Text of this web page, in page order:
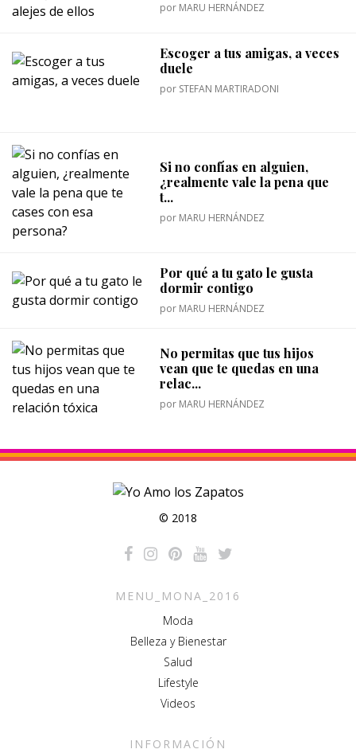
por MARU HERNÁNDEZ
Escoger a tus amigas, a veces
duele
por STEFAN MARTIRADONI
Si no confías en alguien,
¿realmente vale la pena que
t...
por MARU HERNÁNDEZ
Por qué a tu gato le gusta
dormir contigo
por MARU HERNÁNDEZ
No permitas que tus hijos
vean que te quedas en una
relac...
por MARU HERNÁNDEZ
© 2018
MENU_MONA_2016
Moda
Belleza y Bienestar
Salud
Lifestyle
Videos
INFORMACIÓN